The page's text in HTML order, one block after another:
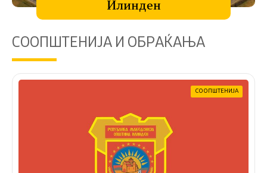
Илинден
СООПШТЕНИЈА И ОБРАЌАЊА
СООПШТЕНИЈА